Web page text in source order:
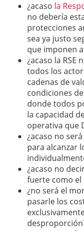
¿acaso la
no debería
protecciones
sea ya justo
que imponen
¿acaso la
todos los
cadenas de
condiciones
donde todos
la capacidad
operativa que
¿acaso no
para alcanzar
¿acaso no
fuerte como el
¿no será el
pasarle los